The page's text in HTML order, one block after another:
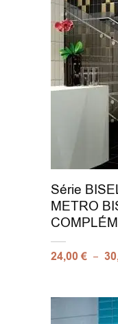
Série
METRO
24,00€ –